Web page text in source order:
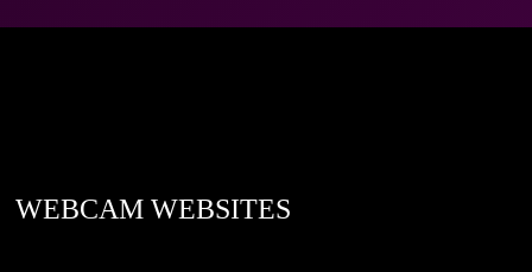
WEBCAM WEBSITES